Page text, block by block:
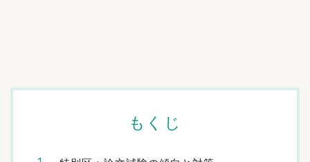
もくじ